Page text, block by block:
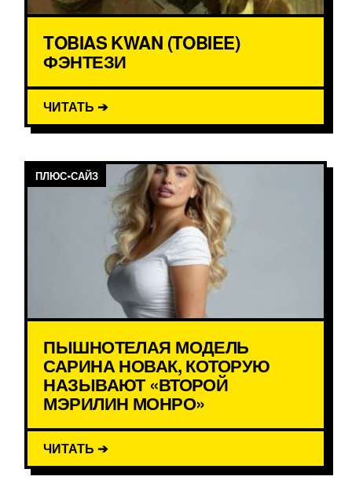
TOBIAS KWAN (TOBIEE)
ФЭНТЕЗИ
ЧИТАТЬ ➔
ПЛЮС-САЙЗ
ПЫШНОТЕЛАЯ МОДЕЛЬ
САРИНА НОВАК, КОТОРУЮ
НАЗЫВАЮТ «ВТОРОЙ
МЭРИЛИН МОНРО»
ЧИТАТЬ ➔